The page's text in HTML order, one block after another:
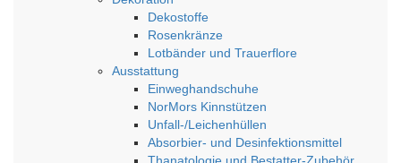
Dekostoffe
Rosenkränze
Lotbänder und Trauerflore
Ausstattung
Einweghandschuhe
NorMors Kinnstützen
Unfall-/Leichenhüllen
Absorbier- und Desinfektionsmittel